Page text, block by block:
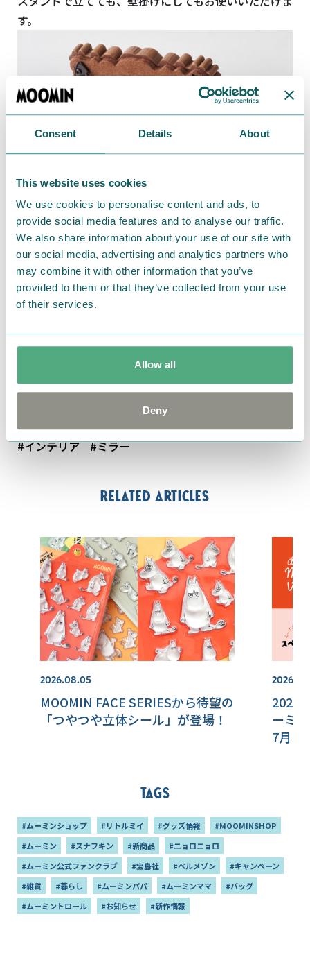
Consent Details About
This website uses cookies
We use cookies to personalise content and ads, to
provide social media features and to analyse our traffic.
We also share information about your use of our site with
our social media, advertising and analytics partners who
may combine it with other information that you’ve
provided to them or that they’ve collected from your use
of their services.
Allow all
Deny
す。
[素材]ポリエステル樹脂、ガラス、PU
[サイズ]約H18.1×W12.8×D3.5（12.5）cm
[原産国]中国
[発売元]ベネリック株式会社
#インテリア #ミラー
Related articles
2026.08.05
MOOMIN FACE SERIESから待望の
「つやつや立体シール」が登場！
2026
ーミ
7月よ
Tags
#ムーミンショップ #リトルミイ #グッズ情報
#MOOMINSHOP
#ムーミン
#スナフキン #新商品
#ニョロニョロ
#ムーミン公式ファンクラブ
#宝島社 #ベルメゾン
#キャンペーン
#雑貨
#暮らし #ムーミンパパ #ムーミンママ
#バッグ
#ムーミントロール
#お知らせ #新作情報